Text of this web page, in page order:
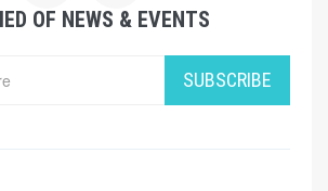
OF NEWS & EVENTS
SUBSCRIBE